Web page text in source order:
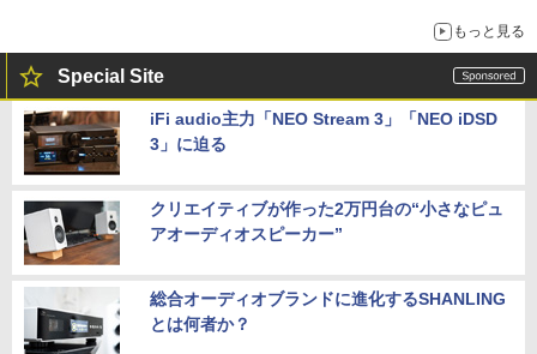
もっと見る
Special Site
iFi audio主力「NEO Stream 3」「NEO iDSD
3」に迫る
クリエイティブが作った2万円台の“小さなピュ
アオーディオスピーカー”
総合オーディオブランドに進化するSHANLING
とは何者か？